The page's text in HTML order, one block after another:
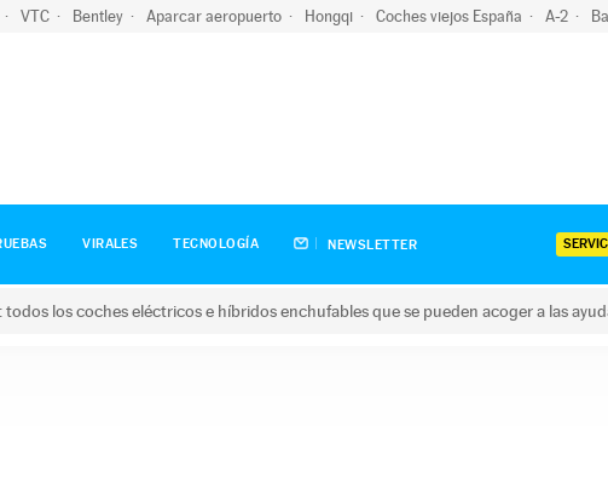
VTC Bentley Aparcar aeropuerto Hongqi Coches viejos España A-2
VIRALES TECNOLOGÍA NEWSLETTER
los coches eléctricos e híbridos enchufables que se pueden acoger a las